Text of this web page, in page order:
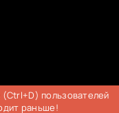
(Ctrl+D) пользователей
раньше!